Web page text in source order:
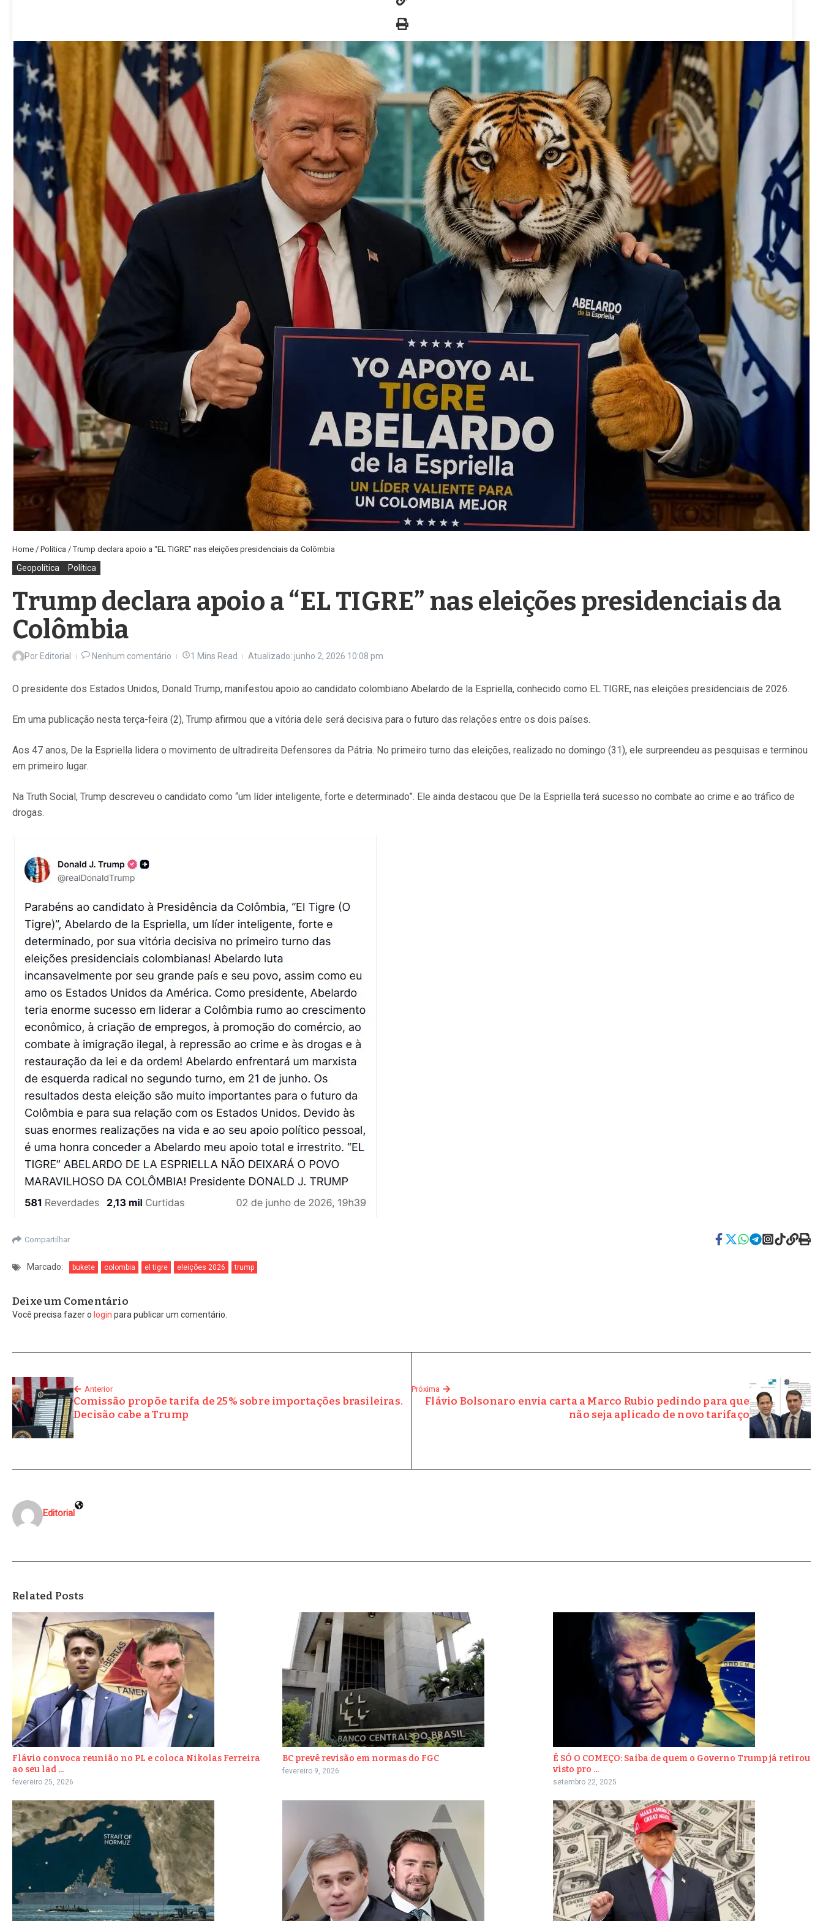
Home / Política /Trump declara apoio a “EL TIGRE” nas eleições presidenciais da Colômbia
Geopolítica Política
Trump declara apoio a “EL TIGRE” nas eleições presidenciais da
Colômbia
Por Editorial Nenhum comentário 1 Mins Read Atualizado: junho 2, 2026 10:08 pm
O presidente dos Estados Unidos, Donald Trump, manifestou apoio ao candidato colombiano Abelardo de la Espriella, conhecido como EL TIGRE, nas eleições presidenciais de 2026.
Em uma publicação nesta terça-feira (2), Trump afirmou que a vitória dele será decisiva para o futuro das relações entre os dois países.
Aos 47 anos, De la Espriella lidera o movimento de ultradireita Defensores da Pátria. No primeiro turno das eleições, realizado no domingo (31), ele surpreendeu as pesquisas e terminou
em primeiro lugar.
Na Truth Social, Trump descreveu o candidato como “um líder inteligente, forte e determinado”. Ele ainda destacou que De la Espriella terá sucesso no combate ao crime e ao tráfico de
drogas.
Compartilhar
Marcado: bukete colombia el tigre eleições 2026 trump
Deixe um Comentário
Você precisa fazer o login para publicar um comentário.
Anterior
Comissão propõe tarifa de 25% sobre importações brasileiras.
Decisão cabe a Trump
Próxima
Flávio Bolsonaro envia carta a Marco Rubio pedindo para que
não seja aplicado de novo tarifaço
Editorial
Related Posts
Flávio convoca reunião no PL e coloca Nikolas Ferreira
ao seu lad ...
fevereiro 25, 2026
BC prevê revisão em normas do FGC
fevereiro 9, 2026
É SÓ O COMEÇO: Saiba de quem o Governo Trump já retirou
visto pro ...
setembro 22, 2025